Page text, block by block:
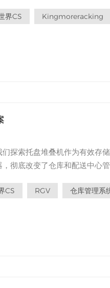
，以及它对现代供应链运营的影
界CS
Kingmoreracking
探索托盘堆叠机作为有效存
彻底改变了仓库和配送中心
决方案的企业的流行选择。 提
CS RGV
仓库管理系